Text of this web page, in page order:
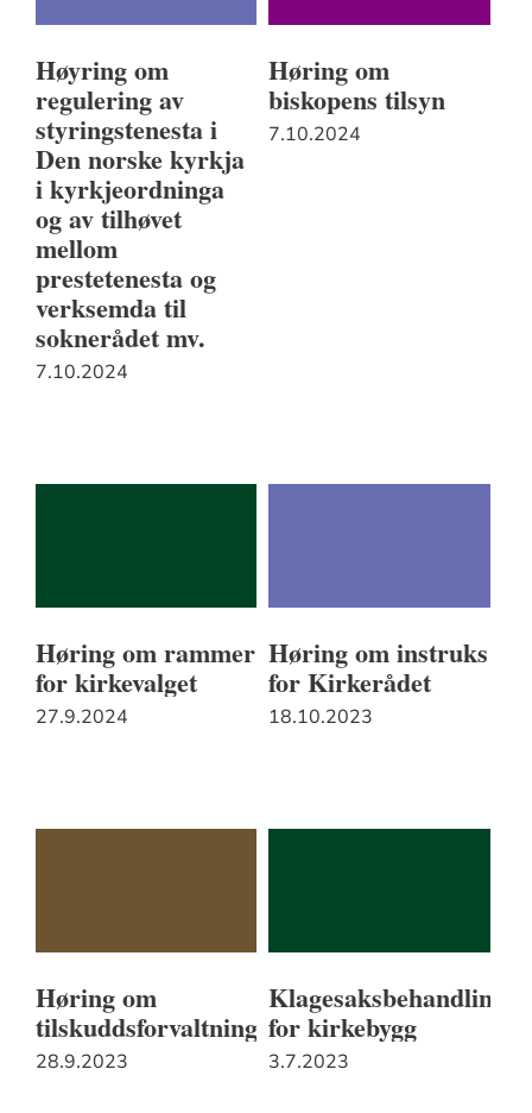
Høyring om
regulering av
styringstenesta i
Den norske kyrkja
i kyrkjeordninga
og av tilhøvet
mellom
prestetenesta og
verksemda til
soknerådet mv.
7.10.2024
Høring om
biskopens tilsyn
7.10.2024
Høring om rammer
for kirkevalget
27.9.2024
Høring om instruks
for Kirkerådet
18.10.2023
Høring om
tilskuddsforvaltning
28.9.2023
Klagesaksbehandling
for kirkebygg
3.7.2023